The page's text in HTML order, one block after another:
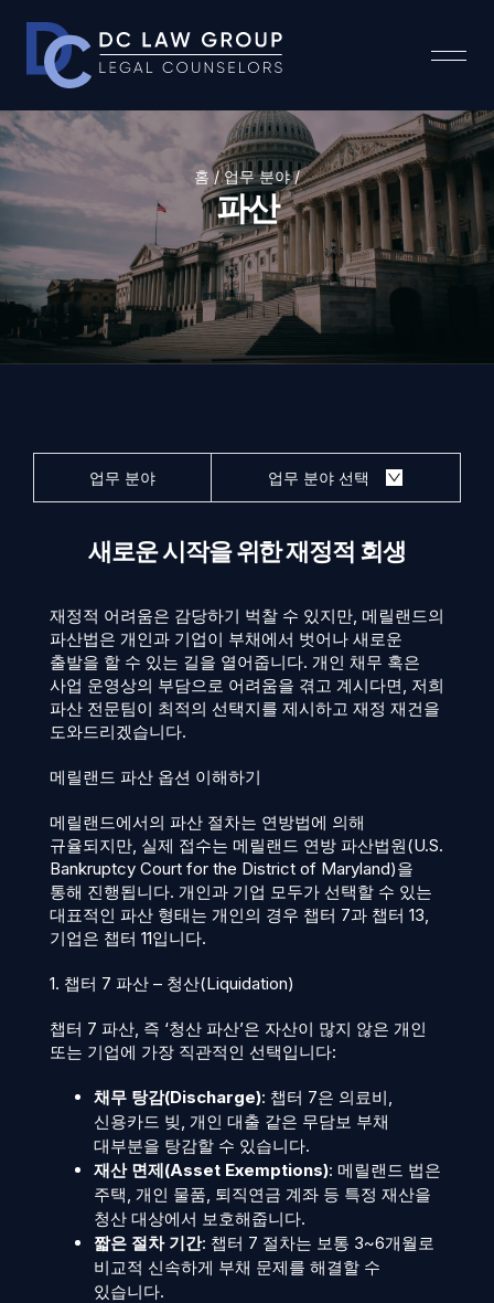
홈 / 업무 분야 /
파산
업무 분야 업무 분야 선택
새로운 시작을 위한 재정적 회생
재정적 어려움은 감당하기 벅찰 수 있지만, 메릴랜드의
파산법은 개인과 기업이 부채에서 벗어나 새로운
출발을 할 수 있는 길을 열어줍니다. 개인 채무 혹은
사업 운영상의 부담으로 어려움을 겪고 계시다면, 저희
파산 전문팀이 최적의 선택지를 제시하고 재정 재건을
도와드리겠습니다.
메릴랜드 파산 옵션 이해하기
메릴랜드에서의 파산 절차는 연방법에 의해
규율되지만, 실제 접수는 메릴랜드 연방 파산법원(U.S.
Bankruptcy Court for the District of Maryland)을
통해 진행됩니다. 개인과 기업 모두가 선택할 수 있는
대표적인 파산 형태는 개인의 경우 챕터 7과 챕터 13,
기업은 챕터 11입니다.
1. 챕터 7 파산 – 청산(Liquidation)
챕터 7 파산, 즉 ‘청산 파산’은 자산이 많지 않은 개인
또는 기업에 가장 직관적인 선택입니다:
채무 탕감(Discharge): 챕터 7은 의료비,
신용카드 빚, 개인 대출 같은 무담보 부채
대부분을 탕감할 수 있습니다.
재산 면제(Asset Exemptions): 메릴랜드 법은
주택, 개인 물품, 퇴직연금 계좌 등 특정 재산을
청산 대상에서 보호해줍니다.
짧은 절차 기간: 챕터 7 절차는 보통 3~6개월로
비교적 신속하게 부채 문제를 해결할 수
있습니다.